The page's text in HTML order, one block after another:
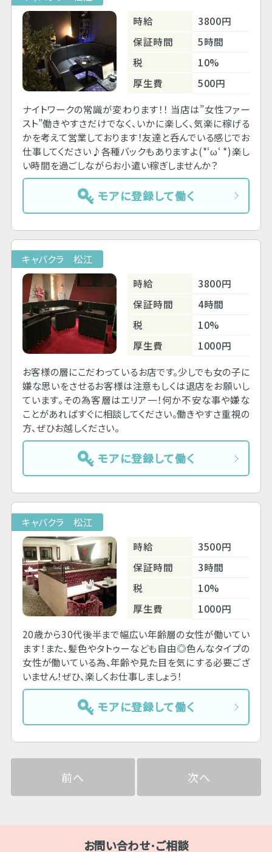
時給
3800円
保証時間
5時間
税
10%
厚生費
500円
ナイトワークの常識が変わります！！ 当店は”女性ファー
スト”働きやすさだけでなく、いかに楽しく、気楽に稼げる
かを考えて営業しております！友達と呑んでいる感じでお
仕事してください♪各種バックもありますよ(*‘ω‘ *)楽し
い時間を過ごしながらお小遣い稼ぎしませんか？
モアに登録して働く
キャバクラ 松江
時給
3800円
保証時間
4時間
税
10%
厚生費
1000円
お客様の層にこだわっているお店です。少しでも女の子に
嫌な思いをさせるお客様は注意もしくは退店をお願いし
ています。その為客層はエリア一！何か不安な事や嫌な
ことがあればすぐに相談してください。働きやすさ重視の
方、ぜひお越しください。
モアに登録して働く
キャバクラ 松江
時給
3500円
保証時間
3時間
税
10%
厚生費
1000円
20歳から30代後半まで幅広い年齢層の女性が働いてい
ます！また、髪色やタトゥーなども自由◎色んなタイプの
女性が働いている為、年齢や見た目を気にする必要ござ
いません！ぜひ、楽しくお仕事しましょう！
モアに登録して働く
前へ 次へ
お問い合わせ･ご相談